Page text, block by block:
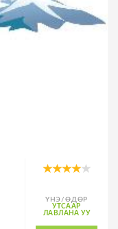
ҮНЭ/ӨДӨР
УТСААР
ЛАВЛАНА УУ